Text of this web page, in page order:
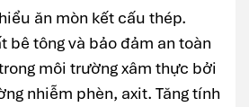
ăn mòn kết cấu thép.
bê tông và bảo đảm an toàn
môi trường xâm thực bởi
nhiễm phèn, axit. Tăng tính